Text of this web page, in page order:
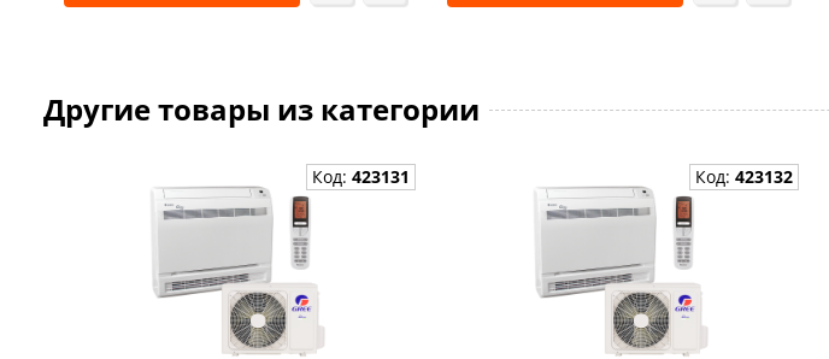
Другие товары из категории
Код: 423131 Код: 423132